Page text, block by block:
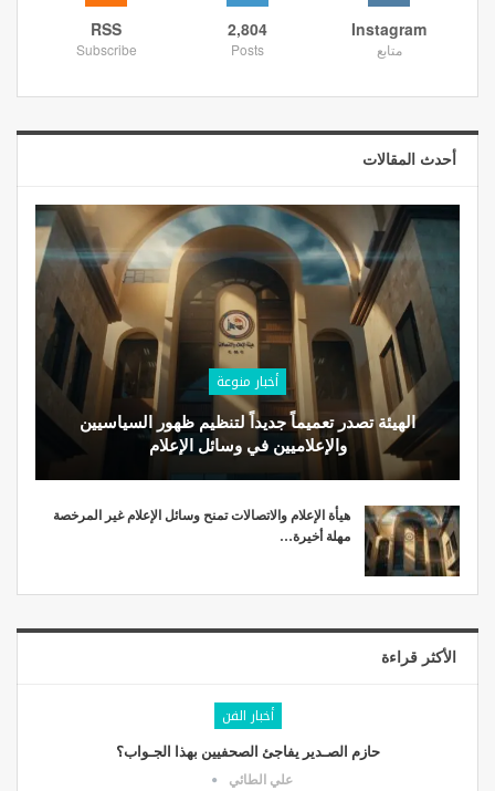
Instagram
متابع
2,804
Posts
RSS
Subscribe
أحدث المقالات
أخبار منوعة
الهيئة تصدر تعميماً جديداً لتنظيم ظهور السياسيين
والإعلاميين في وسائل الإعلام
هيأة الإعلام والاتصالات تمنح وسائل الإعلام غير المرخصة
مهلة أخيرة…
الأكثر قراءة
أخبار الفن
حازم الصـدير يفاجئ الصحفيين بهذا الجـواب؟
علي الطائي